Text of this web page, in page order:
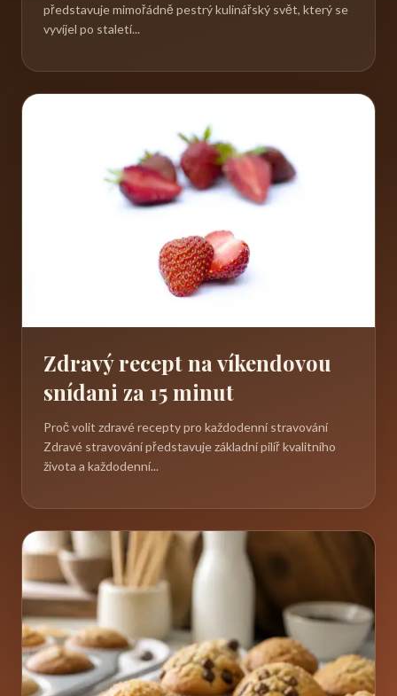
představuje mimořádně pestrý kulinářský svět, který se
vyvíjel po staletí...
Zdravý recept na víkendovou
snídani za 15 minut
Proč volit zdravé recepty pro každodenní stravování
Zdravé stravování představuje základní pilíř kvalitního
života a každodenní...